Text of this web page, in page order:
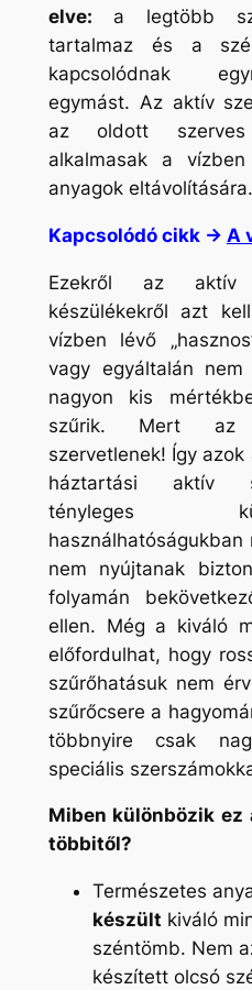
elve: a legtöbb
tartalmaz és a
kapcsolódnak
egymást. Az aktív
az oldott
alkalmasak a
anyagok eltávolítására.
Kapcsolódó cikk -> A
Ezekről az aktív
készülékekről azt
vízben lévő
vagy egyáltalán
nagyon kis
szűrik. Mert az
szervetlenek! Így
háztartási aktív
tényleges
nem nyújtanak
folyamán
ellen. Még a kiváló
előfordulhat, hogy
szűrőhatásuk nem
szűrőcsere a
többnyire csak
speciális
Miben különbözik ez
többitől?
Természetes
készült kiváló
széntömb. Nem
készített olcsó